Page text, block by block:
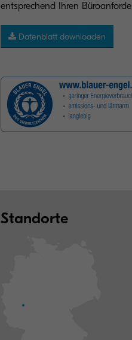
entsprechend Ihren
Datenblatt downloaden
Standorte